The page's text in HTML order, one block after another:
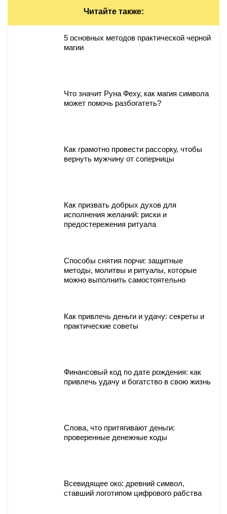
Читайте также:
5 основных методов практической черной
магии
Что значит Руна Феху, как магия символа
может помочь разбогатеть?
Как грамотно провести рассорку, чтобы
вернуть мужчину от соперницы
Как призвать добрых духов для
исполнения желаний: риски и
предостережения ритуала
Способы снятия порчи: защитные
методы, молитвы и ритуалы, которые
можно выполнить самостоятельно
Как привлечь деньги и удачу: секреты и
практические советы
Финансовый код по дате рождения: как
привлечь удачу и богатство в свою жизнь
Слова, что притягивают деньги:
проверенные денежные коды
Всевидящее око: древний символ,
ставший логотипом цифрового рабства